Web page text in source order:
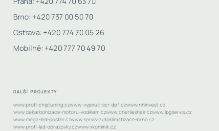
Brno: +420 737 00 50 70
Ostrava: +420 774 70 05 26
Mobilně: +420 777 70 49 70
DALŠÍ PROJEKTY
www.profi-chiptuning.czwww-vypnuti-scr-dpf.czwww.nhinvest.cz
www.dekarbonizace-motoru-vodikem.czwww.charlieshair.czwww.lpgservis.cz
www.mega-led-poster.czwww.servis-autoklimatizace-brno.cz
www.profi-led-obrazovky.czwww.xkominik.cz